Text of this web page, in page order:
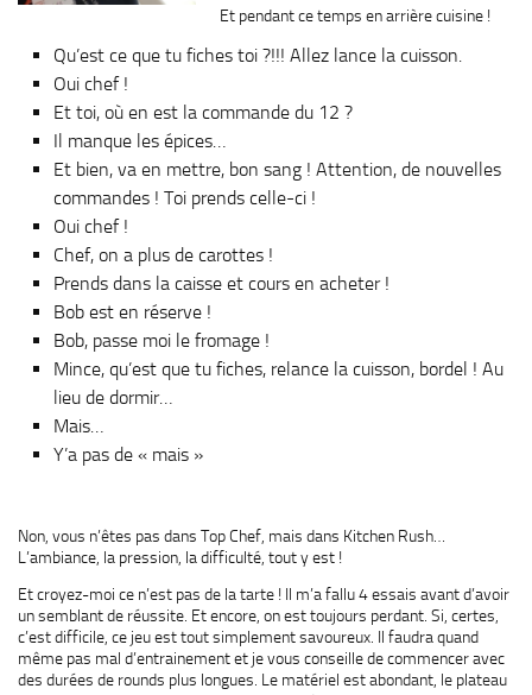
Et pendant ce temps en arrière cuisine !
Qu’est ce que tu fiches toi ?!!! Allez lance la cuisson.
Oui chef !
Et toi, où en est la commande du 12 ?
Il manque les épices…
Et bien, va en mettre, bon sang ! Attention, de nouvelles
commandes ! Toi prends celle-ci !
Oui chef !
Chef, on a plus de carottes !
Prends dans la caisse et cours en acheter !
Bob est en réserve !
Bob, passe moi le fromage !
Mince, qu’est que tu fiches, relance la cuisson, bordel ! Au
lieu de dormir…
Mais…
Y’a pas de « mais »
Non, vous n’êtes pas dans Top Chef, mais dans Kitchen Rush…
L’ambiance, la pression, la difficulté, tout y est !
Et croyez-moi ce n’est pas de la tarte ! Il m’a fallu 4 essais avant d’avoir
un semblant de réussite. Et encore, on est toujours perdant. Si, certes,
c’est difficile, ce jeu est tout simplement savoureux. Il faudra quand
même pas mal d’entrainement et je vous conseille de commencer avec
des durées de rounds plus longues. Le matériel est abondant, le plateau